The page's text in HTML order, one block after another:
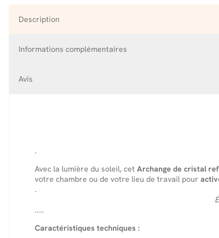
JuinDescription
Informations complémentaires
Avis
.
Avec la lumière du soleil, cet Archange de cristal
votre chambre ou de votre lieu de travail pour
.
…..
Caractéristiques techniques :